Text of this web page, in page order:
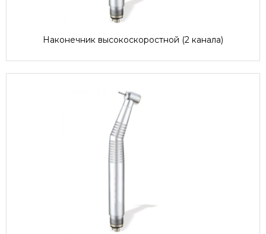
Наконечник высокоскоростной (2 канала)